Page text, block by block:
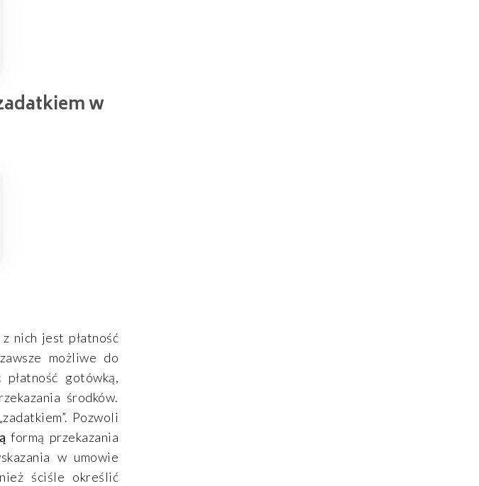
w
z nich jest płatność
możliwe do
gotówką,
środków.
Pozwoli
formą przekazania
w umowie
ściśle określić